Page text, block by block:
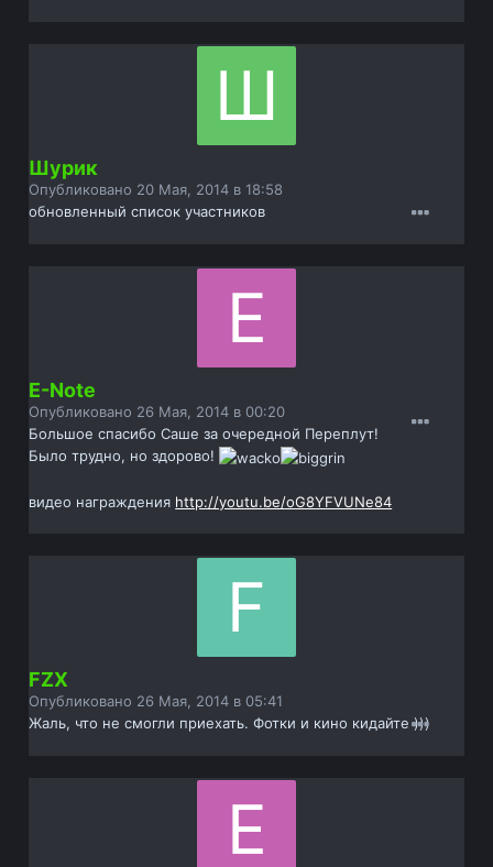
Шурик
Опубликовано 20 Мая, 2014 в 18:58
обновленный список участников
E-Note
Опубликовано 26 Мая, 2014 в 00:20
Большое спасибо Саше за очередной Переплут!
Было трудно, но здорово!
видео награждения http://youtu.be/oG8YFVUNe84
FZX
Опубликовано 26 Мая, 2014 в 05:41
Жаль, что не смогли приехать. Фотки и кино кидайте )))